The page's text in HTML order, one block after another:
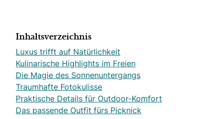
Inhaltsverzeichnis
Luxus trifft auf Natürlichkeit
Kulinarische Highlights im Freien
Die Magie des Sonnenuntergangs
Traumhafte Fotokulisse
Praktische Details für Outdoor-Komfort
Das passende Outfit fürs Picknick